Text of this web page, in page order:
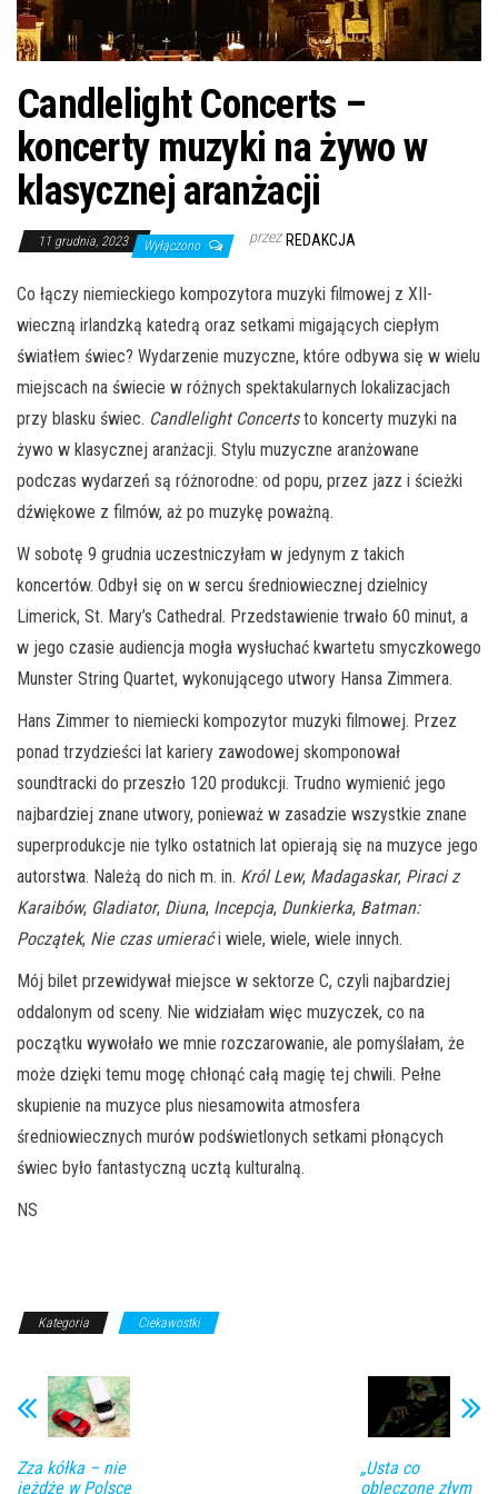
Candlelight Concerts –
koncerty muzyki na żywo w
klasycznej aranżacji
11 grudnia, 2023 Wyłączono przez REDAKCJA
Co łączy niemieckiego kompozytora muzyki filmowej z XII-
wieczną irlandzką katedrą oraz setkami migających ciepłym
światłem świec? Wydarzenie muzyczne, które odbywa się w wielu
miejscach na świecie w różnych spektakularnych lokalizacjach
przy blasku świec. Candlelight Concertsto koncerty muzyki na
żywo w klasycznej aranżacji. Stylu muzyczne aranżowane
podczas wydarzeń są różnorodne: od popu, przez jazz i ścieżki
dźwiękowe z filmów, aż po muzykę poważną.
W sobotę 9 grudnia uczestniczyłam w jedynym z takich
koncertów. Odbył się on w sercu średniowiecznej dzielnicy
Limerick, St. Mary’s Cathedral. Przedstawienie trwało 60 minut, a
w jego czasie audiencja mogła wysłuchać kwartetu smyczkowego
Munster String Quartet, wykonującego utwory Hansa Zimmera.
Hans Zimmer to niemiecki kompozytor muzyki filmowej. Przez
ponad trzydzieści lat kariery zawodowej skomponował
soundtracki do przeszło 120 produkcji. Trudno wymienić jego
najbardziej znane utwory, ponieważ w zasadzie wszystkie znane
superprodukcje nie tylko ostatnich lat opierają się na muzyce jego
autorstwa. Należą do nich m. in. Król Lew, Madagaskar, Piraci z
Karaibów, Gladiator, Diuna, Incepcja, Dunkierka, Batman:
Początek, Nie czas umieraći wiele, wiele, wiele innych.
Mój bilet przewidywał miejsce w sektorze C, czyli najbardziej
oddalonym od sceny. Nie widziałam więc muzyczek, co na
początku wywołało we mnie rozczarowanie, ale pomyślałam, że
może dzięki temu mogę chłonąć całą magię tej chwili. Pełne
skupienie na muzyce plus niesamowita atmosfera
średniowiecznych murów podświetlonych setkami płonących
świec było fantastyczną ucztą kulturalną.
NS
Kategoria Ciekawostki
Zza kółka – nie
jeżdżę w Polsce
„Usta co
obleczone złym